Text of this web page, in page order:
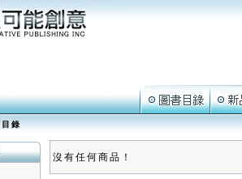
目錄
沒有任何商品！